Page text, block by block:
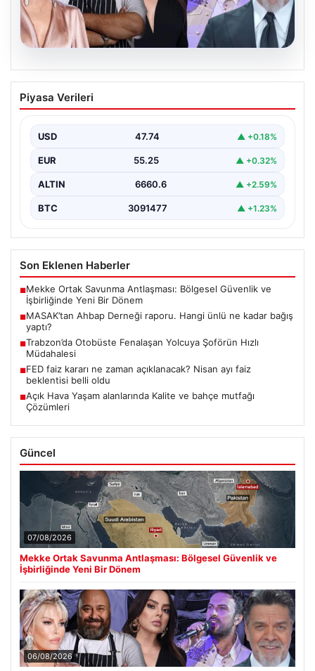
06.08.2026
MASAK’tan Ahbap Derneği raporu.
Hangi ünlü ne kadar bağış yaptı?
Bağışları ve Paranın Akibeti", "content": "Son dönemde
kamuoyunun…
Piyasa Verileri
USD 47.74 ▲ +0.18%
EUR 55.25 ▲ +0.32%
ALTIN 6660.6 ▲ +2.59%
BTC 3091477 ▲ +1.23%
Son Eklenen Haberler
■Mekke Ortak Savunma Antlaşması: Bölgesel Güvenlik ve
İşbirliğinde Yeni Bir Dönem
■MASAK’tan Ahbap Derneği raporu. Hangi ünlü ne kadar bağış
yaptı?
■Trabzon’da Otobüste Fenalaşan Yolcuya Şoförün Hızlı
Müdahalesi
■FED faiz kararı ne zaman açıklanacak? Nisan ayı faiz
beklentisi belli oldu
■Açık Hava Yaşam alanlarında Kalite ve bahçe mutfağı
Çözümleri
Güncel
07/08/2026
Mekke Ortak Savunma Antlaşması: Bölgesel Güvenlik ve
İşbirliğinde Yeni Bir Dönem
06/08/2026